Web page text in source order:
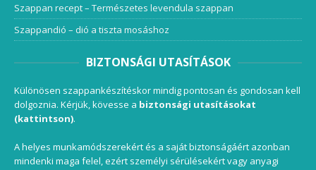
Szappan recept – Természetes levendula szappan
Szappandió – dió a tiszta mosáshoz
BIZTONSÁGI UTASÍTÁSOK
Különösen szappankészítéskor mindig pontosan és gondosan kell
dolgoznia. Kérjük, kövesse a biztonsági utasításokat
(kattintson).
A helyes munkamódszerekért és a saját biztonságáért azonban
mindenki maga felel, ezért személyi sérülésekért vagy anyagi